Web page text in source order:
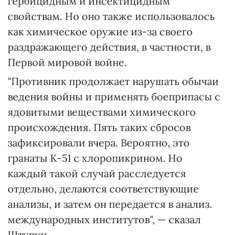
свойствам. Но оно также использовалось
как химическое оружие из-за своего
раздражающего действия, в частности, в
Первой мировой войне.
"Противник продолжает нарушать обычаи
ведения войны и применять боеприпасы с
ядовитыми веществами химического
происхождения. Пять таких сбросов
зафиксировали вчера. Вероятно, это
гранаты К-51 с хлоропикрином. Но
каждый такой случай расследуется
отдельно, делаются соответствующие
анализы, и затем он передается в анализ.
международных институтов", — сказал